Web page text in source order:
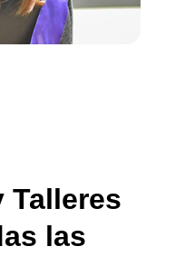
Talleres
las